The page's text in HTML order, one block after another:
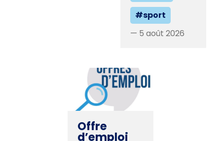
#sport
— 5 août 2026
Offre
d’emploi